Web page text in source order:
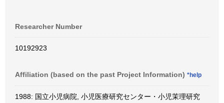
Researcher Number
10192923
Affiliation (based on the past Project Information) *help
1988: 国立小児病院, 小児医療研究センター・小児茉理研究